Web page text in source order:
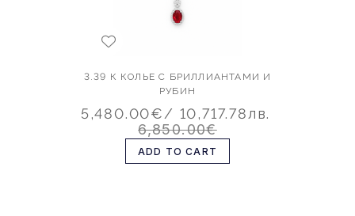
3.39 К КОЛЬЕ С БРИЛЛИАНТАМИ И
РУБИН
5,480.00€/ 10,717.78лв.
6,850.00€
ADD TO CART